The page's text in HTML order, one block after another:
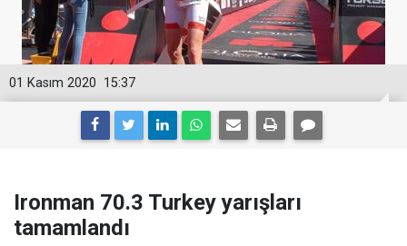
15:37
01 Kasım 2020
Ironman 70.3 Turkey yarışları
tamamlandı